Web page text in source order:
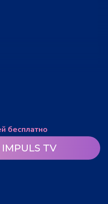
бесплатно
TV